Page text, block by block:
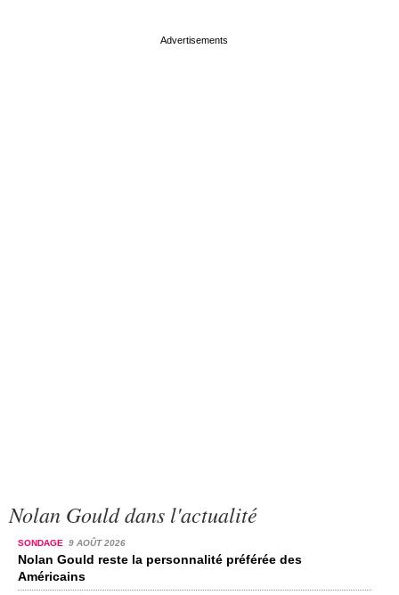
Nolan Gould dans l'actualité
SONDAGE 9 AOÛT 2026
Nolan Gould reste la personnalité préférée des
Américains